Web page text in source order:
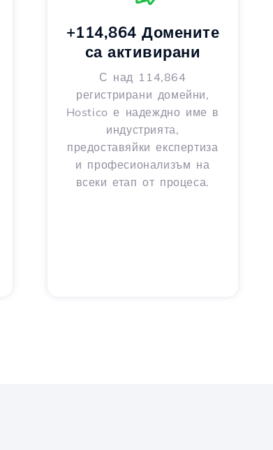
+114,864 Домените
са активирани
С над 114,864
регистрирани домейни,
Hostico е надеждно име в
индустрията,
предоставяйки експертиза
и професионализъм на
всеки етап от процеса.